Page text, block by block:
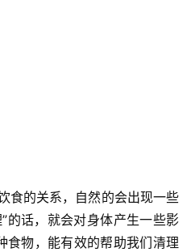
食的关系，自然的会出现一些
的话，就会对身体产生一些影
食物，能有效的帮助我们清理